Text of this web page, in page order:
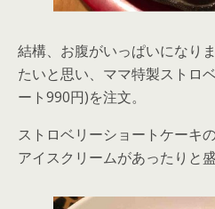
結構、お腹がいっぱいになり
たいと思い、ママ特製ストロ
ート990円)を注文。
ストロベリーショートケーキ
アイスクリームがあったりと